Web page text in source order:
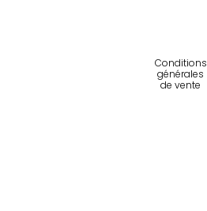
Conditions
générales
de vente